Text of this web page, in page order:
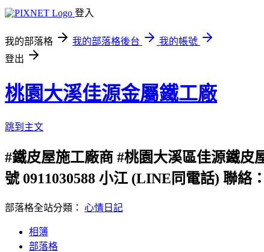
登入
我的部落格 我的部落格後台
我的帳號
登出
桃園大溪佳源金屬鐵工廠
跳到主文
#鐵皮屋施工廠商 #桃園大溪區佳源鐵皮
號 0911030588 小江 (LINE同電話) 聯絡
部落格全站分類： 心情日記
相簿
部落格